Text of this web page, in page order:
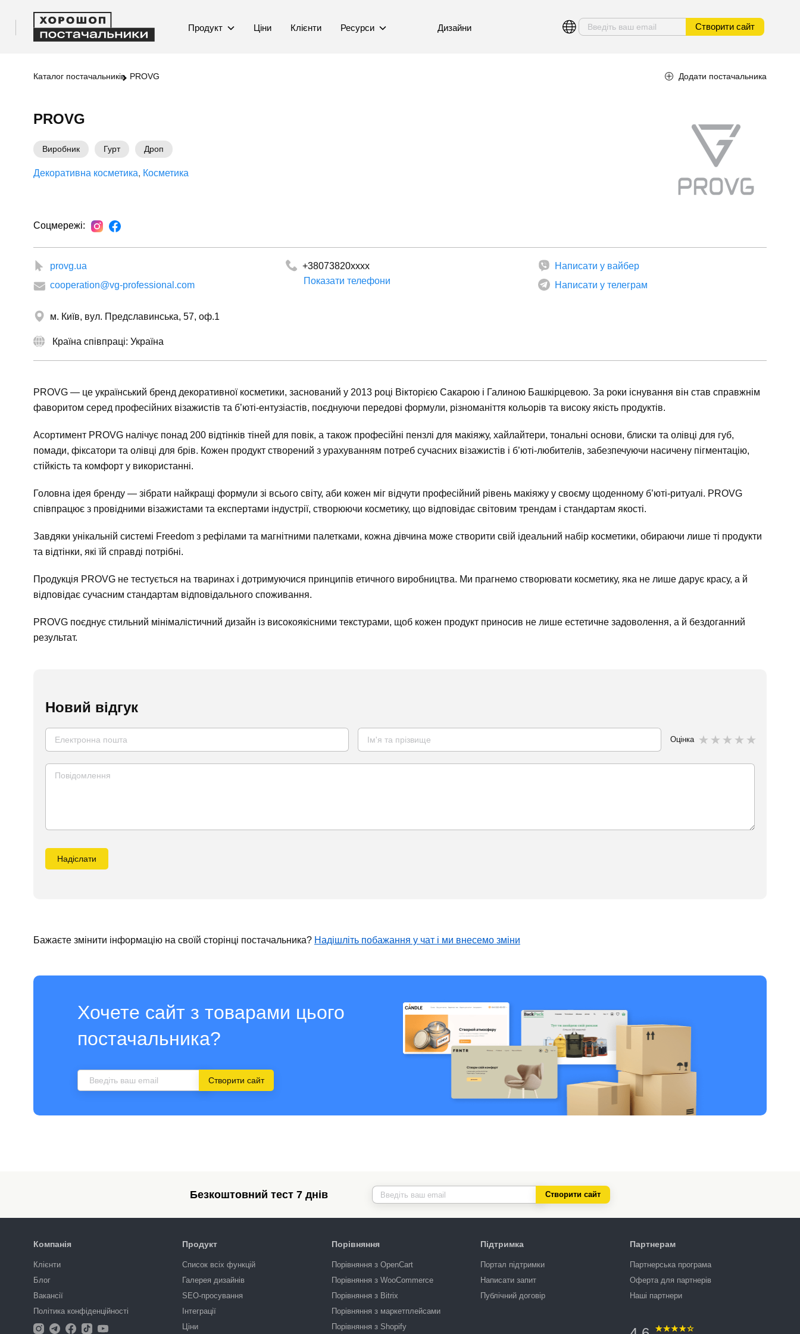
Продукт Ціни Клієнти Ресурси Дизайни Створити сайт
Каталог постачальників PROVG Додати постачальника
PROVG
Виробник Гурт Дроп
Декоративна косметика Косметика
Соцмережі:
provg.ua
cooperation@vg-professional.com
+38073820xxxx
Показати телефони
Написати у вайбер
Написати у телеграм
м. Київ, вул. Предславинська, 57, оф.1
Країна співпраці: Україна
PROVG — це український бренд декоративної косметики, заснований у 2013 році Вікторією Сакарою і Галиною Башкірцевою. За роки існування він став справжнім
фаворитом серед професійних візажистів та б’юті-ентузіастів, поєднуючи передові формули, різноманіття кольорів та високу якість продуктів.
Асортимент PROVG налічує понад 200 відтінків тіней для повік, а також професійні пензлі для макіяжу, хайлайтери, тональні основи, блиски та олівці для губ,
помади, фіксатори та олівці для брів. Кожен продукт створений з урахуванням потреб сучасних візажистів і б’юті-любителів, забезпечуючи насичену пігментацію,
стійкість та комфорт у використанні.
Головна ідея бренду — зібрати найкращі формули зі всього світу, аби кожен міг відчути професійний рівень макіяжу у своєму щоденному б’юті-ритуалі. PROVG
співпрацює з провідними візажистами та експертами індустрії, створюючи косметику, що відповідає світовим трендам і стандартам якості.
Завдяки унікальній системі Freedom з рефілами та магнітними палетками, кожна дівчина може створити свій ідеальний набір косметики, обираючи лише ті продукти
та відтінки, які їй справді потрібні.
Продукція PROVG не тестується на тваринах і дотримуючися принципів етичного виробництва. Ми прагнемо створювати косметику, яка не лише дарує красу, а й
відповідає сучасним стандартам відповідального споживання.
PROVG поєднує стильний мінімалістичний дизайн із високоякісними текстурами, щоб кожен продукт приносив не лише естетичне задоволення, а й бездоганний
результат.
Новий відгук
Оцінка
Надіслати
Бажаєте змінити інформацію на своїй сторінці постачальника? Надішліть побажання у чат і ми внесемо зміни
Хочете сайт з товарами цього
постачальника?
Створити сайт
Безкоштовний тест 7 днів Створити сайт
Компанія
Клієнти
Блог
Вакансії
Політика конфіденційності
Продукт
Список всіх функцій
Галерея дизайнів
SEO-просування
Інтеграції
Ціни
Порівняння
Порівняння з OpenCart
Порівняння з WooCommerce
Порівняння з Bitrix
Порівняння з маркетплейсами
Порівняння з Shopify
Підтримка
Портал підтримки
Написати запит
Публічний договір
Партнерам
Партнерська програма
Оферта для партнерів
Наші партнери